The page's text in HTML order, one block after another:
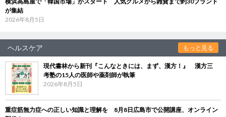
が集結
2026年8月5日
ヘルスケア もっと見る
現代書林から新刊『こんなときには、まず、漢方！』 漢方三
考塾の15人の医師や薬剤師が執筆
2026年8月5日
重症筋無力症への正しい知識と理解を 8月8日広島市で公開講座、オンライン